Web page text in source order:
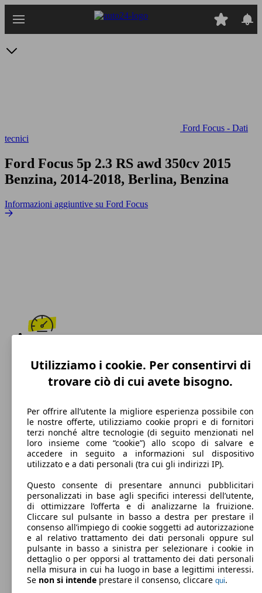
Ford Focus - Dati
tecnici
Ford Focus 5p 2.3 RS awd 350cv 2015
Benzina, 2014-2018, Berlina, Benzina
Informazioni aggiuntive su Ford Focus
Benzina
Carburante
175 g/km
Emissioni di CO2 (combinato)*
Ø 7.7 l/100km
Utilizziamo i cookie. Per consentirvi di
trovare ciò di cui avete bisogno.
Per offrire all’utente la migliore esperienza possibile con
le nostre offerte, utilizziamo cookie propri e di fornitori
terzi nonché altre tecnologie (di seguito menzionati nel
loro insieme come “cookie”) allo scopo di salvare e
accedere in seguito a informazioni sul dispositivo
utilizzato e a dati personali (tra cui gli indirizzi IP).
Questo consente di presentare annunci pubblicitari
personalizzati in base agli specifici interessi dell’utente,
di ottimizzare l’offerta e di analizzarne la fruizione.
Cliccare sul pulsante in basso a destra per prestare il
consenso all’impiego di cookie soggetti ad autorizzazione
e al relativo trattamento dei dati personali oppure sul
pulsante in basso a sinistra per selezionare i cookie in
dettaglio o per opporsi al trattamento dei dati personali
nella misura in cui ha luogo in base a legittimi interessi.
Se non si intende prestare il consenso, cliccare qui.